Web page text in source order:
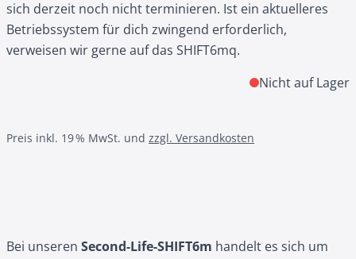
sich derzeit noch nicht terminieren. Ist ein aktuelleres
Betriebssystem für dich zwingend erforderlich,
verweisen wir gerne auf das SHIFT6mq.
Nicht auf Lager
Preis inkl. 19 % MwSt. und zzgl. Versandkosten
Bei unseren Second-Life-SHIFT6m handelt es sich um